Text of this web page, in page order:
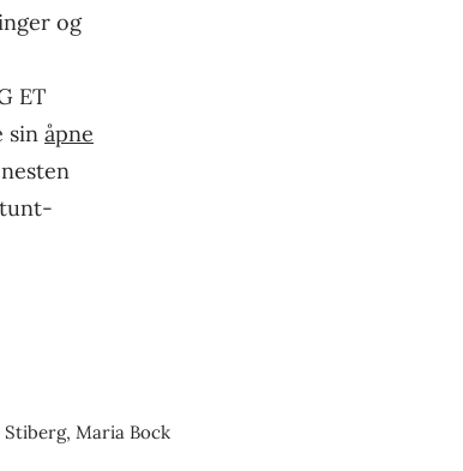
og
ET
sin åpne
Maria Bock